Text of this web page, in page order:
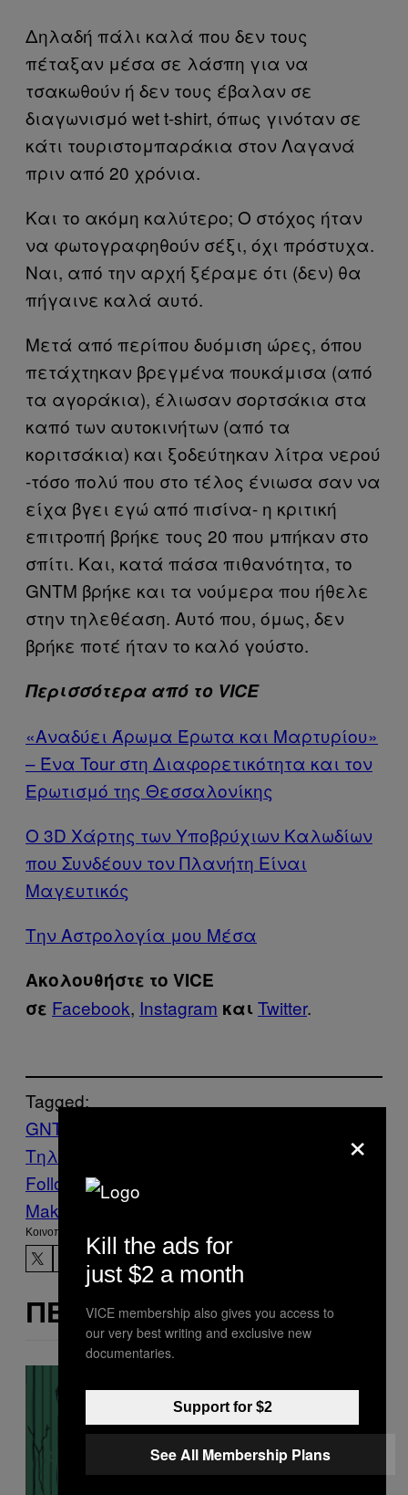
Δηλαδή πάλι καλά που δεν τους
πέταξαν μέσα σε λάσπη για να
τσακωθούν ή δεν τους έβαλαν σε
διαγωνισμό wet t-shirt, όπως γινόταν σε
κάτι τουριστομπαράκια στον Λαγανά
πριν από 20 χρόνια.
Και το ακόμη καλύτερο; Ο στόχος ήταν
να φωτογραφηθούν σέξι, όχι πρόστυχα.
Ναι, από την αρχή ξέραμε ότι (δεν) θα
πήγαινε καλά αυτό.
Μετά από περίπου δυόμιση ώρες, όπου
πετάχτηκαν βρεγμένα πουκάμισα (από
τα αγοράκια), έλιωσαν σορτσάκια στα
καπό των αυτοκινήτων (από τα
κοριτσάκια) και ξοδεύτηκαν λίτρα νερού
-τόσο πολύ που στο τέλος ένιωσα σαν να
είχα βγει εγώ από πισίνα- η κριτική
επιτροπή βρήκε τους 20 που μπήκαν στο
σπίτι. Και, κατά πάσα πιθανότητα, το
GNTM βρήκε και τα νούμερα που ήθελε
στην τηλεθέαση. Αυτό που, όμως, δεν
βρήκε ποτέ ήταν το καλό γούστο.
Περισσότερα από το VICE
«Αναδύει Άρωμα Έρωτα και Μαρτυρίου»
– Ένα Tour στη Διαφορετικότητα και τον
Ερωτισμό της Θεσσαλονίκης
Ο 3D Χάρτης των Υποβρύχιων Καλωδίων
που Συνδέουν τον Πλανήτη Είναι
Μαγευτικός
Την Αστρολογία μου Μέσα
Ακολουθήστε το VICE
σε Facebook, Instagram και Twitter.
Tagged:
GNTM
Τηλεόραση
Follow Us On Discover
Make Us Preferred In Top Stories
Kοινοποίηση
ΠΕΡΙΣΣΌΤΕΡΑ ΣΑΝ ΑΥΤΌ
×
Kill the ads for
just $2 a month
VICE membership also gives you access to
our very best writing and exclusive new
documentaries.
Support for $2
See All Membership Plans